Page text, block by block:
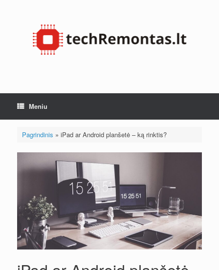
Meniu
Pagrindinis » iPad ar Android planšetė – ką rinktis?